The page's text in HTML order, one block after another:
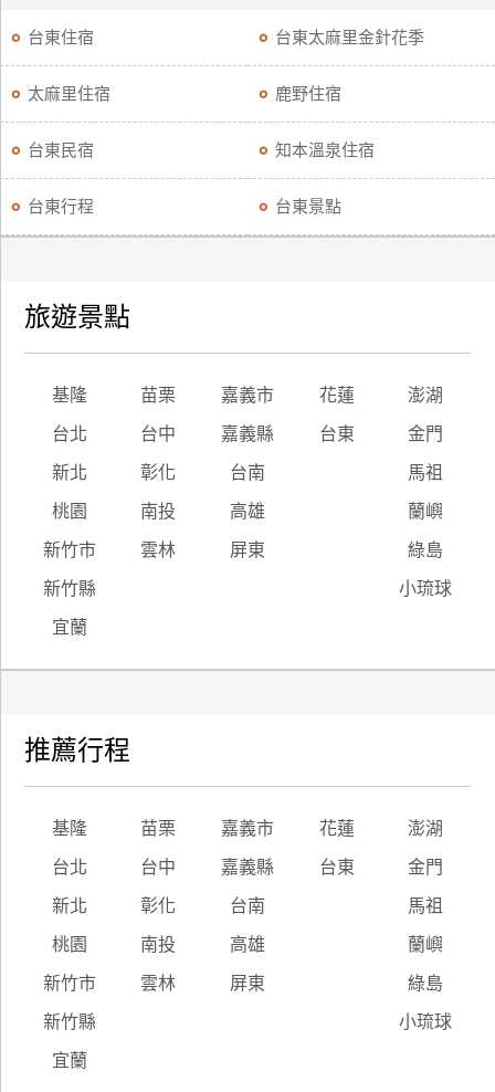
台東住宿 台東太麻里金針花季
太麻里住宿 鹿野住宿
台東民宿 知本溫泉住宿
台東行程 台東景點
旅遊景點
基隆 苗栗 嘉義市 花蓮 澎湖
台北 台中 嘉義縣 台東 金門
新北 彰化 台南 馬祖
桃園 南投 高雄 蘭嶼
新竹市 雲林 屏東 綠島
新竹縣 小琉球
宜蘭
推薦行程
基隆 苗栗 嘉義市 花蓮 澎湖
台北 台中 嘉義縣 台東 金門
新北 彰化 台南 馬祖
桃園 南投 高雄 蘭嶼
新竹市 雲林 屏東 綠島
新竹縣 小琉球
宜蘭